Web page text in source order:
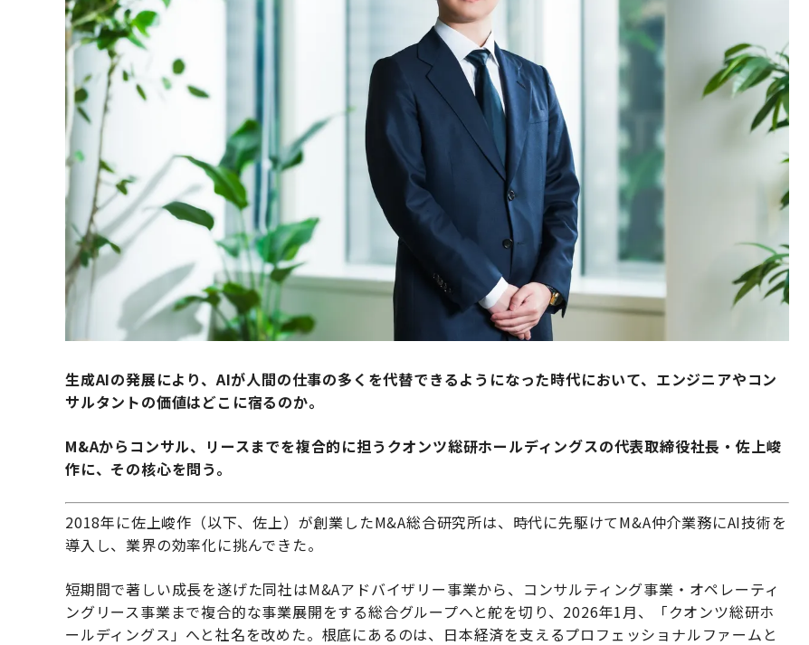
生成AIの発展により、AIが人間の仕事の多くを代替できるようになった時代において、エンジニアやコン
サルタントの価値はどこに宿るのか。
M&Aからコンサル、リースまでを複合的に担うクオンツ総研ホールディングスの代表取締役社長・佐上峻
作に、その核心を問う。
2018年に佐上峻作（以下、佐上）が創業したM&A総合研究所は、時代に先駆けてM&A仲介業務にAI技術を
導入し、業界の効率化に挑んできた。
短期間で著しい成長を遂げた同社はM&Aアドバイザリー事業から、コンサルティング事業・オペレーティ
ングリース事業まで複合的な事業展開をする総合グループへと舵を切り、2026年1月、「クオンツ総研ホ
ールディングス」へと社名を改めた。根底にあるのは、日本経済を支えるプロフェッショナルファームと